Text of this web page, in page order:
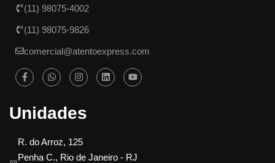
(11) 98075-4002
(11) 98075-9826
comercial@atentoexpress.com
Unidades
R. do Arroz, 125
Penha C., Rio de Janeiro - RJ